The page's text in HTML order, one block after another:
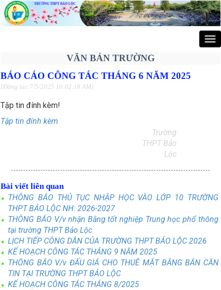
VĂN BẢN TRƯỜNG
BÁO CÁO CÔNG TÁC THÁNG 6 NĂM 2025
[Đăng lúc:7/5/2025 10:02:18 AM]
Tập tin đính kèm!
Tập tin đính kèm
Trường
THPT Bảo
Lộc
Bài viết liên quan
THÔNG BÁO THỦ TỤC NHẬP HỌC VÀO LỚP 10 TRƯỜNG
THPT BẢO LỘC NH: 2026-2027
THÔNG BÁO V/v nhận Bằng tốt nghiệp Trung học phổ thông
tại trường THPT Bảo Lộc
LỊCH TIẾP CÔNG DÂN CỦA TRƯỜNG THPT BẢO LỘC 2026
KẾ HOẠCH CÔNG TÁC THÁNG 9 NĂM 2025
THÔNG BÁO V/v ĐẤU GIÁ CHO THUÊ MẶT BẰNG BÁN CĂN
TIN TẠI TRƯỜNG THPT BẢO LỘC
KẾ HOẠCH CÔNG TÁC THÁNG 8/2025